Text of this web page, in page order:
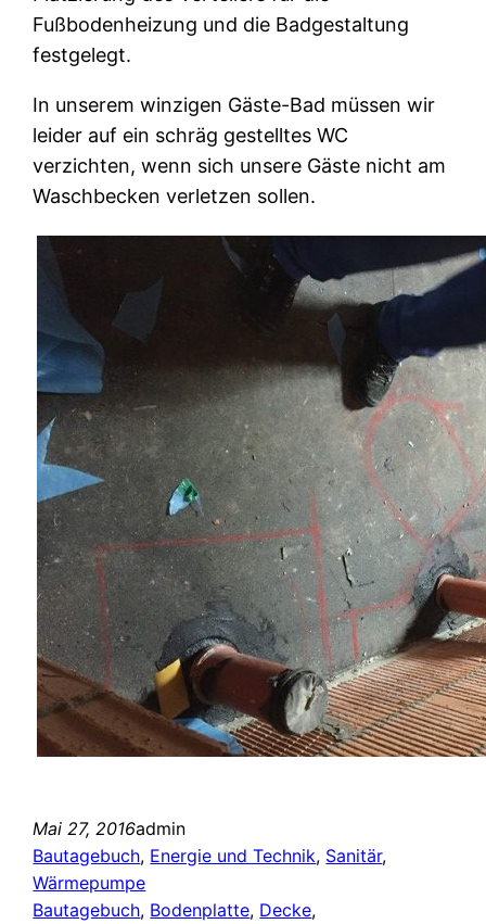
Fußbodenheizung und die Badgestaltung
festgelegt.
In unserem winzigen Gäste-Bad müssen wir
leider auf ein schräg gestelltes WC
verzichten, wenn sich unsere Gäste nicht am
Waschbecken verletzen sollen.
Mai 27, 2016admin
Bautagebuch, Energie und Technik, Sanitär
Wärmepumpe
Bautagebuch, Bodenplatte, Decke